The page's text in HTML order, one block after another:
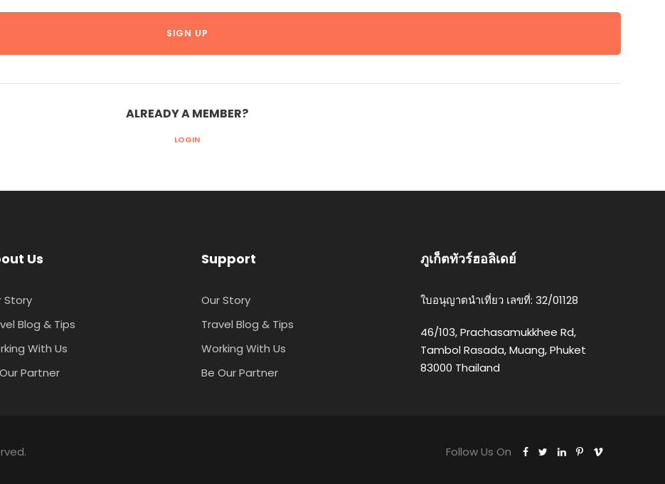
ALREADY A MEMBER?
LOGIN
Us
Story
Blog & Tips
With Us
Partner
Support
Our Story
Travel Blog & Tips
Working With Us
Be Our Partner
ภูเก็ตทัวร์ฮอลิเดย์
ใบอนุญาตนำเที่ยว เลขที่: 32/01128
46/103, Prachasamukkhee Rd,
Tambol Rasada, Muang, Phuket
83000 Thailand
Follow Us On